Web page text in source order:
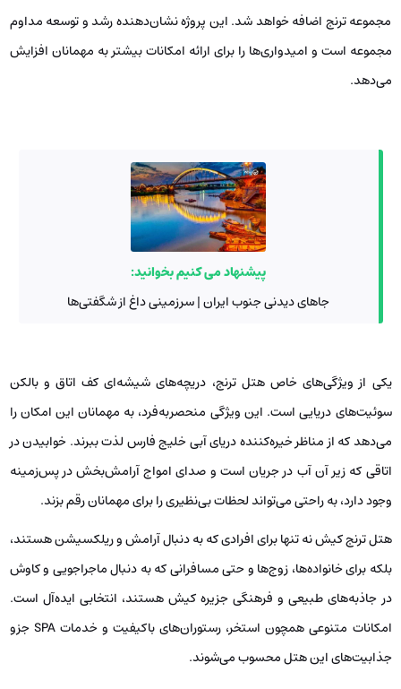
مجموعه‌ ترنج اضافه خواهد شد. این پروژه نشان‌دهنده رشد و توسعه مداوم
مجموعه است و امیدواری‌ها را برای ارائه امکانات بیشتر به مهمانان افزایش
می‌دهد.
پیشنهاد می کنیم بخوانید:
جاهای دیدنی جنوب ایران | سرزمینی داغ از شگفتی‌ها
یکی از ویژگی‌های خاص هتل ترنج، دریچه‌های شیشه‌ای کف اتاق و بالکن
سوئیت‌های دریایی است. این ویژگی منحصربه‌فرد، به مهمانان این امکان را
می‌دهد که از مناظر خیره‌کننده دریای آبی خلیج فارس لذت ببرند. خوابیدن در
اتاقی که زیر آن آب در جریان است و صدای امواج آرامش‌بخش در پس‌زمینه
وجود دارد، به راحتی می‌تواند لحظات بی‌نظیری را برای مهمانان رقم بزند.
هتل ترنج کیش نه تنها برای افرادی که به دنبال آرامش و ریلکسیشن هستند،
بلکه برای خانواده‌ها، زوج‌ها و حتی مسافرانی که به دنبال ماجراجویی و کاوش
در جاذبه‌های طبیعی و فرهنگی جزیره کیش هستند، انتخابی ایده‌آل است.
امکانات متنوعی همچون استخر، رستوران‌های باکیفیت و خدمات SPA جزو
جذابیت‌های این هتل محسوب می‌شوند.